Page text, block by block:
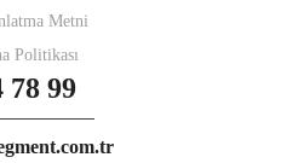
Metni
Politikası
78 99